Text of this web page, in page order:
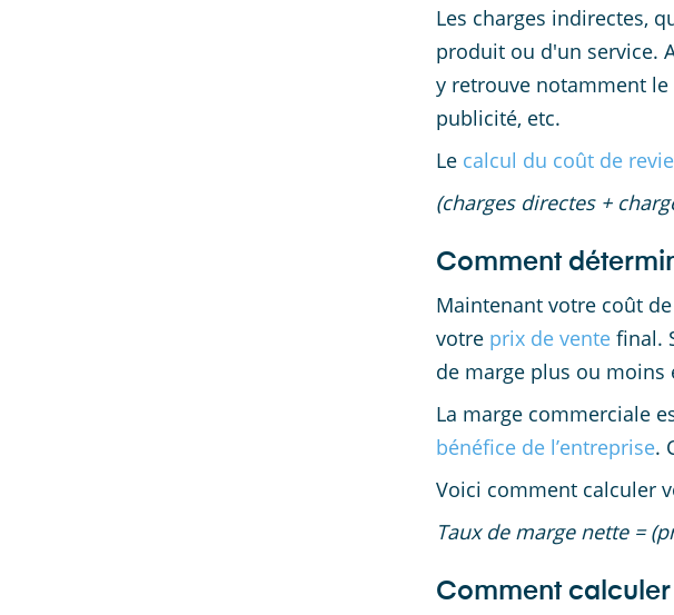
Les charges indirectes,
produit ou d'un service.
y retrouve notamment le
publicité, etc.
Le calcul du coût de
(charges directes +
Comment
Maintenant votre coût
votre prix de vente final.
de marge plus ou moins
La marge commerciale
bénéfice de l’entreprise.
Voici comment calculer
Taux de marge nette =
Comment